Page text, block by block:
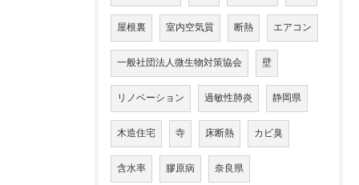
屋根裏 室内空気質 断熱 エアコン
一般社団法人微生物対策協会 壁
リノベーション 過敏性肺炎 静岡県
木造住宅 寺 床断熱 カビ臭
含水率 膠原病 奈良県